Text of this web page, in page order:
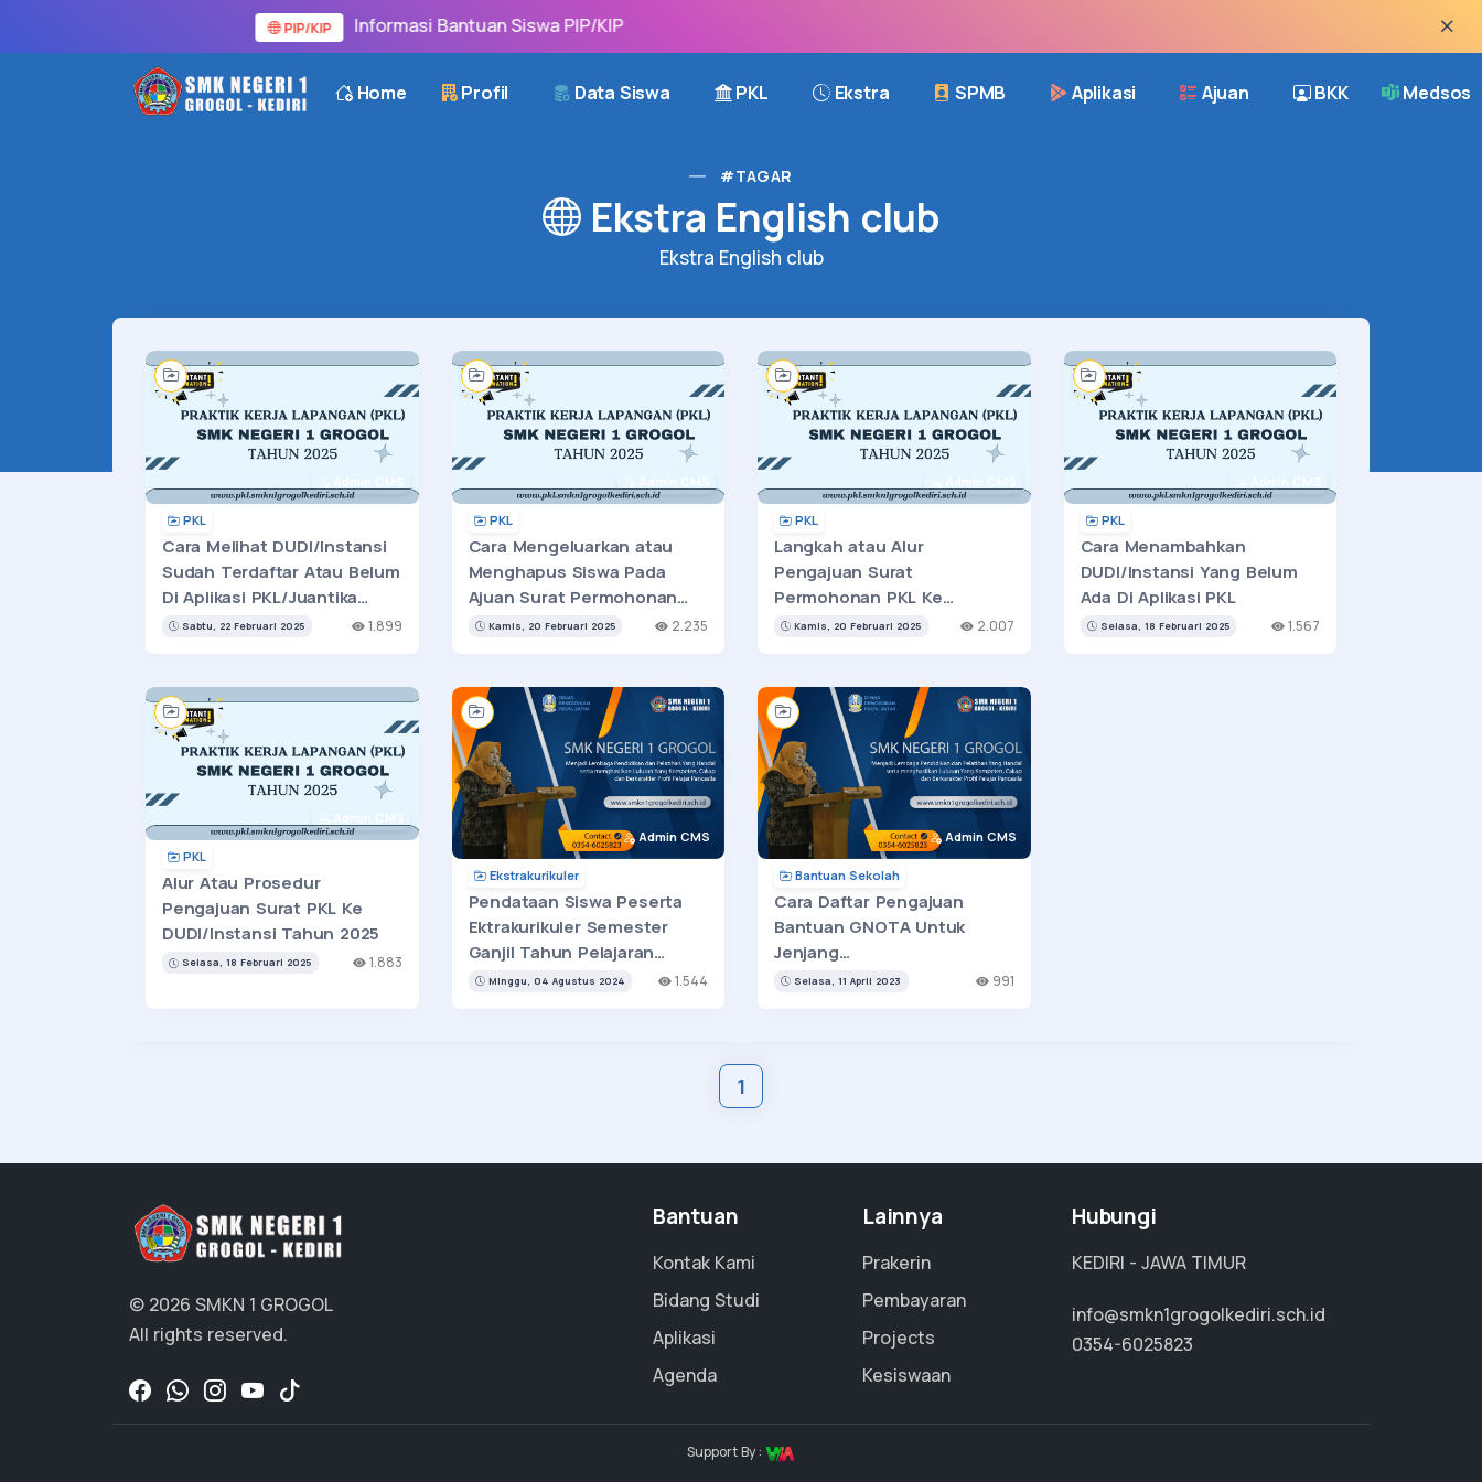
PIP/KIP Informasi Bantuan Siswa PIP/KIP
Home Profil Data Siswa PKL Ekstra SPMB Aplikasi Ajuan BKK Medsos
#TAGAR
Ekstra English club
Ekstra English club
Admin CMS
PKL
Cara Melihat DUDI/Instansi
Sudah Terdaftar Atau Belum
Di Aplikasi PKL/Juantika
Tahun 2025
Sabtu, 22 Februari 2025 1.899
Admin CMS
PKL
Cara Mengeluarkan atau
Menghapus Siswa Pada
Ajuan Surat Permohonan
PKL Tahun 2025
Kamis, 20 Februari 2025 2.235
Admin CMS
PKL
Langkah atau Alur
Pengajuan Surat
Permohonan PKL Ke
DUDI/Instansi Tahun 2025
Kamis, 20 Februari 2025 2.007
Admin CMS
PKL
Cara Menambahkan
DUDI/Instansi Yang Belum
Ada Di Aplikasi PKL
Selasa, 18 Februari 2025 1.567
Admin CMS
PKL
Alur Atau Prosedur
Pengajuan Surat PKL Ke
DUDI/Instansi Tahun 2025
Selasa, 18 Februari 2025 1.883
Admin CMS
Ekstrakurikuler
Pendataan Siswa Peserta
Ektrakurikuler Semester
Ganjil Tahun Pelajaran
2024/2025
Minggu, 04 Agustus 2024 1.544
Admin CMS
Bantuan Sekolah
Cara Daftar Pengajuan
Bantuan GNOTA Untuk
Jenjang
SMP/MTs/SMA/SMK/MA
Selasa, 11 April 2023 991
1
© 2026 SMKN 1 GROGOL
All rights reserved.
Bantuan
Kontak Kami
Bidang Studi
Aplikasi
Agenda
Lainnya
Prakerin
Pembayaran
Projects
Kesiswaan
Hubungi
KEDIRI - JAWA TIMUR
info@smkn1grogolkediri.sch.id
0354-6025823
Support By :